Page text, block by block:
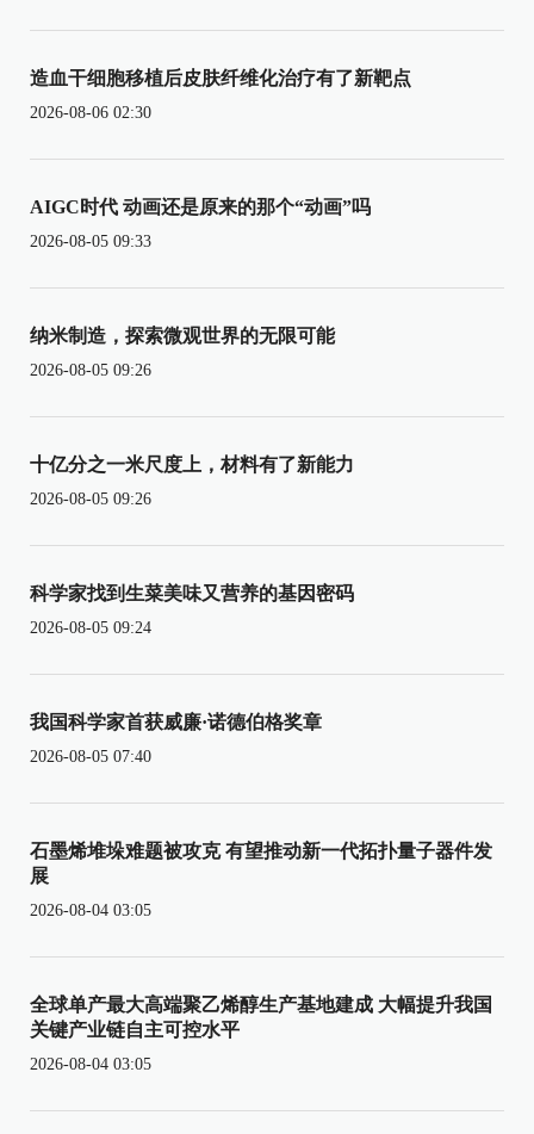
造血干细胞移植后皮肤纤维化治疗有了新靶点
2026-08-06 02:30
AIGC时代 动画还是原来的那个“动画”吗
2026-08-05 09:33
纳米制造，探索微观世界的无限可能
2026-08-05 09:26
十亿分之一米尺度上，材料有了新能力
2026-08-05 09:26
科学家找到生菜美味又营养的基因密码
2026-08-05 09:24
我国科学家首获威廉·诺德伯格奖章
2026-08-05 07:40
石墨烯堆垛难题被攻克 有望推动新一代拓扑量子器件发
展
2026-08-04 03:05
全球单产最大高端聚乙烯醇生产基地建成 大幅提升我国
关键产业链自主可控水平
2026-08-04 03:05